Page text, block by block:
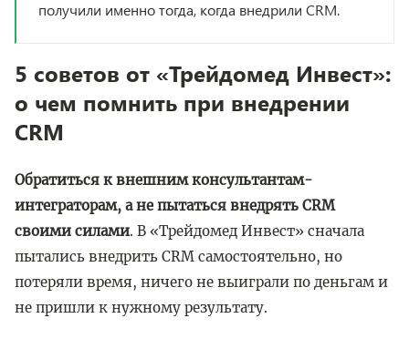
получили именно тогда, когда внедрили CRM.
5 советов от «Трейдомед Инвест»:
о чем помнить при внедрении
CRM
Обратиться к внешним консультантам-
интеграторам, а не пытаться внедрять CRM
своими силами. В «Трейдомед Инвест» сначала
пытались внедрить CRM самостоятельно, но
потеряли время, ничего не выиграли по деньгам и
не пришли к нужному результату.